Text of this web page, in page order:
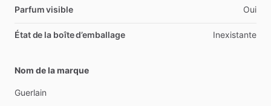
Parfum visible Oui
État de la boîte d’emballage Inexistante
Nom de la marque
Guerlain